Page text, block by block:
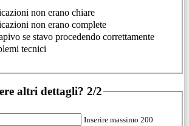
non erano chiare
non erano complete
se stavo procedendo correttamente
tecnici
altri dettagli? 2/2
Inserire massimo 200